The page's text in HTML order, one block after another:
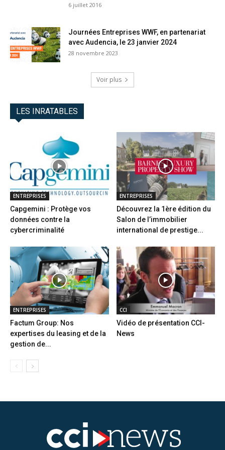
6 juillet 2016
Journées Entreprises WWF, en partenariat
avec Audencia, le 23 janvier 2024
28 novembre 2023
Voir plus
LES INRATABLES
ENTREPRISES
Capgemini : Protège vos
données contre la
cybercriminalité
ENTREPRISES
Découvrez la 1ère édition du
Salon de l’immobilier
international de prestige...
ENTREPRISES
Factum Group: Nos
expertises du leasing et de la
gestion de...
CCI
Vidéo de présentation CCI-
News